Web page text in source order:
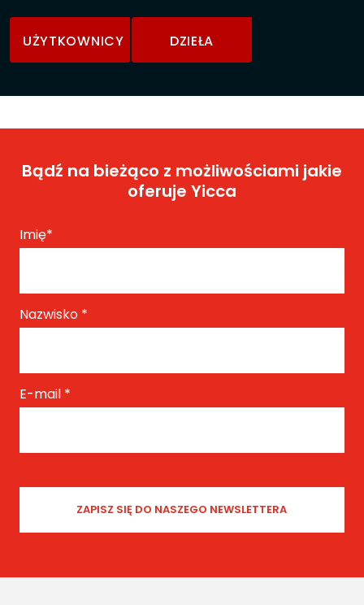
UŻYTKOWNICY DZIEŁA
Bądź na bieżąco z możliwościami jakie
oferuje Yicca
Imię*
Nazwisko *
E-mail *